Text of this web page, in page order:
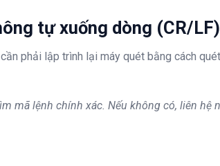
tự xuống dòng (CR/LF)
phải lập trình lại máy quét bằng cách
mã lệnh chính xác. Nếu không có, liên hệ